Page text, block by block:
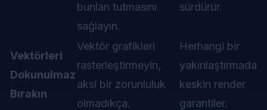
bunları tutmasını
sağlayın.
sürdürür.
Vektörleri
Dokunulmaz
Bırakın
Vektör grafikleri
rasterleştirmeyin,
aksi bir zorunluluk
olmadıkça.
Herhangi bir
yakınlaştırmada
keskin render
garantiler.